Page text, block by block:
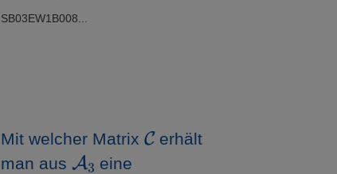
SB03EW1B008...
Mit welcher Matrix
C
erhält
man aus
A3
eine